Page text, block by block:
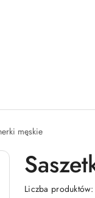
męskie
Liczba produktów: